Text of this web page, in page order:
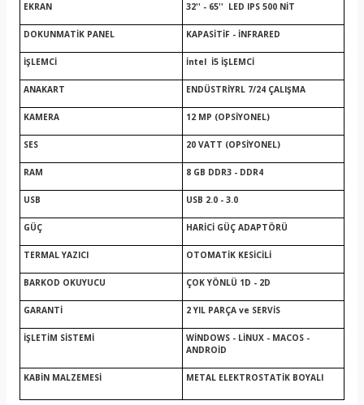
EKRAN
32'' - 65'' LED IPS 500 NİT
DOKUNMATİK PANEL KAPASİTİF - İNFRARED
İŞLEMCİ İntel İ5 İŞLEMCİ
ANAKART ENDÜSTRİYRL 7/24 ÇALIŞMA
KAMERA 12 MP (OPSİYONEL)
SES 20 VATT (OPSİYONEL)
RAM 8 GB DDR3 - DDR4
USB USB 2.0 - 3.0
GÜÇ HARİCİ GÜÇ ADAPTÖRÜ
TERMAL YAZICI OTOMATİK KESİCİLİ
BARKOD OKUYUCU ÇOK YÖNLÜ 1D - 2D
GARANTİ 2 YIL PARÇA ve SERVİS
İŞLETİM SİSTEMİ
WİNDOWS - LİNUX - MACOS -
ANDROİD
KABİN MALZEMESİ METAL ELEKTROSTATİK BOYALI